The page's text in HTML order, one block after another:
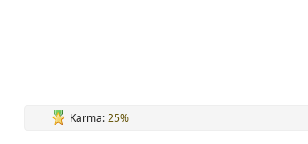
Karma:25%